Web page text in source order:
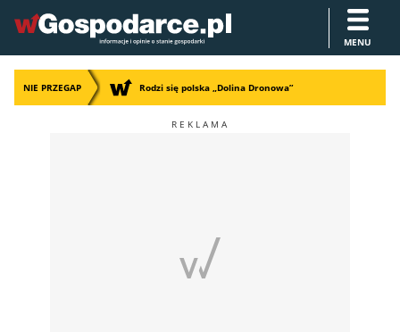
MENU
NIE PRZEGAP Rodzi się polska „Dolina Dronowa”